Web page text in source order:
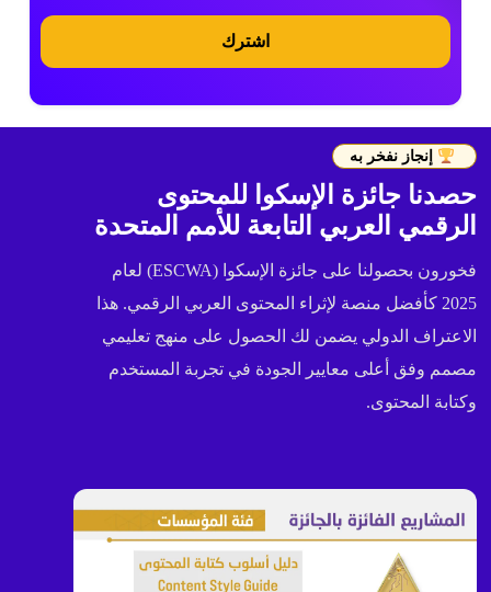
اشترك
إنجاز نفخر به
حصدنا جائزة الإسكوا للمحتوى
الرقمي العربي التابعة للأمم المتحدة
فخورون بحصولنا على جائزة الإسكوا (ESCWA) لعام
2025 كأفضل منصة لإثراء المحتوى العربي الرقمي. هذا
الاعتراف الدولي يضمن لك الحصول على منهج تعليمي
مصمم وفق أعلى معايير الجودة في تجربة المستخدم
وكتابة المحتوى.